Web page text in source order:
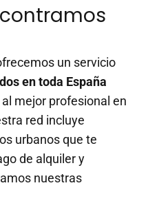
un servicio
en toda España
mejor profesional en
red incluye
urbanos que te
de alquiler y
nuestras